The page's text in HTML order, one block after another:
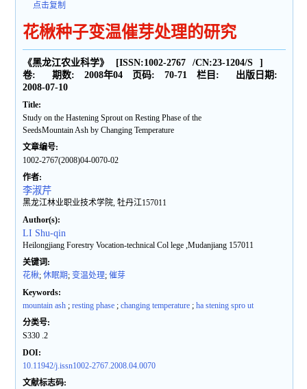
点击复制
花楸种子变温催芽处理的研究
《黑龙江农业科学》 [ISSN:1002-2767 /CN:23-1204/S
]
卷:
期数: 2008年04 页码: 70-71 栏目:
出版日期:
2008-07-10
Title:
Study on the Hastening Sprout on Resting Phase of the
SeedsMountain Ash by Changing Temperature
文章编号:
1002-2767(2008)04-0070-02
作者:
李淑芹
黑龙江林业职业技术学院, 牡丹江157011
Author(s):
LI Shu-qin
Heilongjiang Forestry Vocation-technical Col lege ,Mudanjiang 157011
关键词:
花楸;休眠期; 变温处理;催芽
Keywords:
mountain ash ;resting phase ;changing temperature ;ha stening spro ut
分类号:
S330 .2
DOI:
10.11942/j.issn1002-2767.2008.04.0070
文献标志码: